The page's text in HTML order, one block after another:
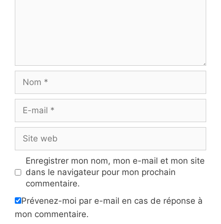
mail
web
Enregistrer mon nom, mon e-mail et mon site
dans le navigateur pour mon prochain
commentaire.
Prévenez-moi par e-mail en cas de réponse à
mon commentaire.